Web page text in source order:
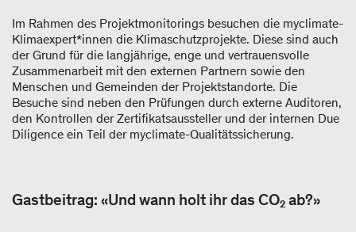
Im Rahmen des Projektmonitorings besuchen die myclimate-
Klimaexpert*innen die Klimaschutzprojekte. Diese sind auch
der Grund für die langjährige, enge und vertrauensvolle
Zusammenarbeit mit den externen Partnern sowie den
Menschen und Gemeinden der Projektstandorte. Die
Besuche sind neben den Prüfungen durch externe Auditoren,
den Kontrollen der Zertifikatsaussteller und der internen Due
Diligence ein Teil der myclimate-Qualitätssicherung.
Gastbeitrag: «Und wann holt ihr das CO₂ ab?»